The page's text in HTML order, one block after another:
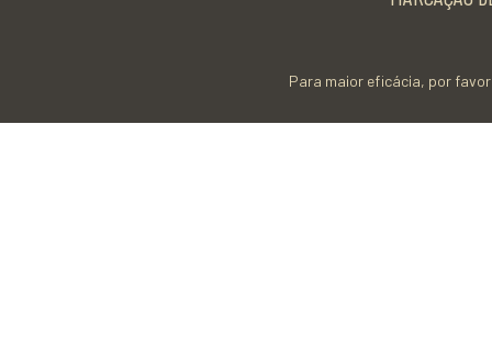
Para maior eficácia, por